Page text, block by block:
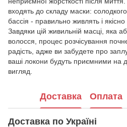
входять до складу маски:
бассія - правильно живлять і
Завдяки цій живильній масці, яка
волосся, процес розчісування
радість, адже ви забудете про
ваші локони будуть приємними на
вигляд.
Доставка Оплата
Доставка по Україні